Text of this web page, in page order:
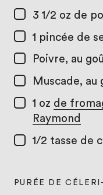
3 1/2 oz de
1 pincée de
Poivre, au
Muscade, au
1 oz de
Raymond
1/2 tasse de
PURÉE DE